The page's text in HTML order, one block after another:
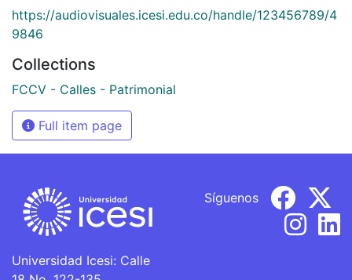
https://audiovisuales.icesi.edu.co/handle/123456789/4
9846
Collections
FCCV - Calles - Patrimonial
Full item page
Universidad Icesi: Calle
Síguenos